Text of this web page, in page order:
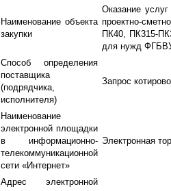
Наименование объекта
закупки
Оказание
проектно-
ПК40, ПК315-
для нужд
Способ определения
поставщика
(подрядчика,
исполнителя)
Запрос
Наименование
электронной площадки
в информационно-
телекоммуникационной
сети «Интернет»
Электронная
Адрес электронной